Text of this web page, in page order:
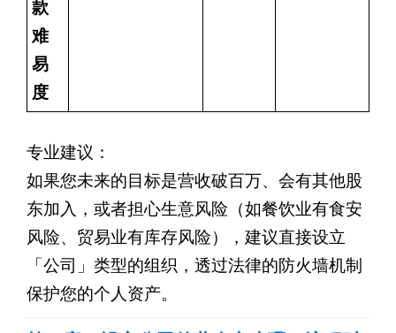
款
难
易
度
专业建议：
如果您未来的目标是营收破百万、会有其他股
东加入，或者担心生意风险（如餐饮业有食安
风险、贸易业有库存风险），建议直接设立
「公司」类型的组织，透过法律的防火墙机制
保护您的个人资产。